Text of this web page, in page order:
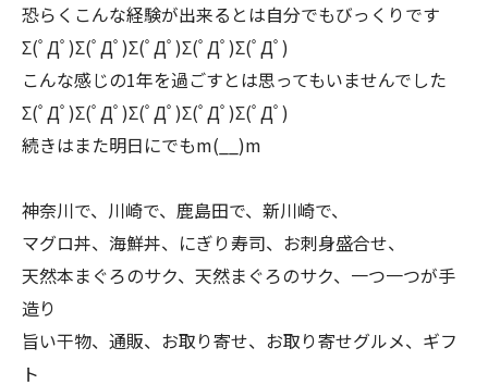
恐らくこんな経験が出来るとは自分でもびっくりです
Σ(ﾟДﾟ)Σ(ﾟДﾟ)Σ(ﾟДﾟ)Σ(ﾟДﾟ)Σ(ﾟДﾟ)
こんな感じの1年を過ごすとは思ってもいませんでした
Σ(ﾟДﾟ)Σ(ﾟДﾟ)Σ(ﾟДﾟ)Σ(ﾟДﾟ)Σ(ﾟДﾟ)
続きはまた明日にでもm(__)m
神奈川で、川崎で、鹿島田で、新川崎で、
マグロ丼、海鮮丼、にぎり寿司、お刺身盛合せ、
天然本まぐろのサク、天然まぐろのサク、一つ一つが手
造り
旨い干物、通販、お取り寄せ、お取り寄せグルメ、ギフ
ト